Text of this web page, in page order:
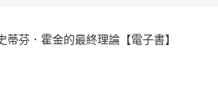
蒂芬．霍金的最終理論【電子書】